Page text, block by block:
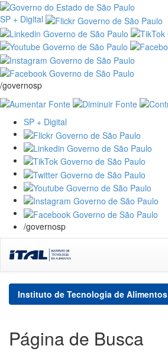
SP + Digital
/governosp
SP + Digital
/governosp
navigation
Instituto de Tecnologia de Alimentos
Página de Busca